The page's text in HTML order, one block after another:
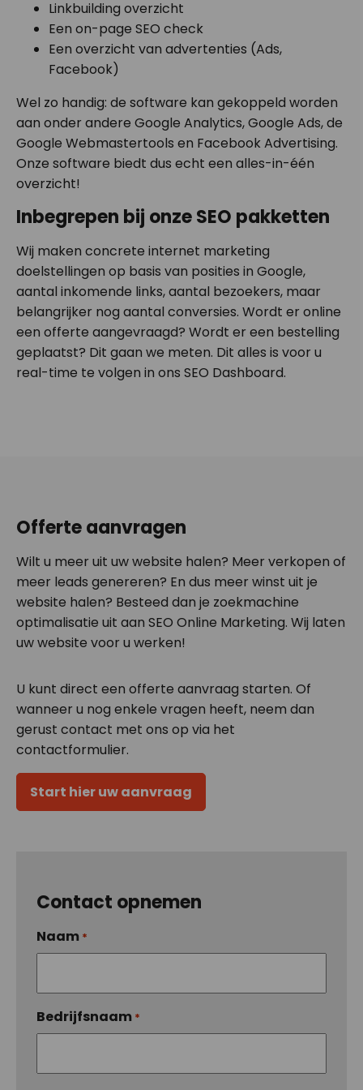
Linkbuilding overzicht
Een on-page SEO check
Een overzicht van advertenties (Ads,
Facebook)
Wel zo handig: de software kan gekoppeld worden
aan onder andere Google Analytics, Google Ads, de
Google Webmastertools en Facebook Advertising.
Onze software biedt dus echt een alles-in-één
overzicht!
Inbegrepen bij onze SEO pakketten
Wij maken concrete internet marketing
doelstellingen op basis van posities in Google,
aantal inkomende links, aantal bezoekers, maar
belangrijker nog aantal conversies. Wordt er online
een offerte aangevraagd? Wordt er een bestelling
geplaatst? Dit gaan we meten. Dit alles is voor u
real-time te volgen in ons SEO Dashboard.
Offerte aanvragen
Wilt u meer uit uw website halen? Meer verkopen of
meer leads genereren? En dus meer winst uit je
website halen? Besteed dan je zoekmachine
optimalisatie uit aan SEO Online Marketing. Wij laten
uw website voor u werken!
U kunt direct een offerte aanvraag starten. Of
wanneer u nog enkele vragen heeft, neem dan
gerust contact met ons op via het
contactformulier.
Start hier uw aanvraag
Contact opnemen
Naam *
Bedrijfsnaam *